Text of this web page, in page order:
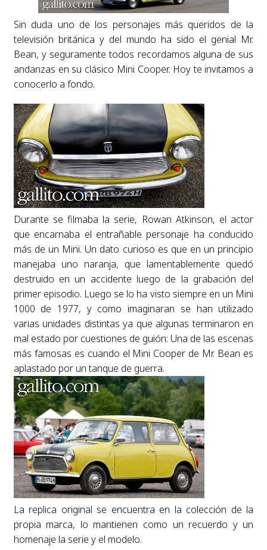
Sin duda uno de los personajes más queridos de la
televisión británica y del mundo ha sido el genial Mr.
Bean, y seguramente todos recordamos alguna de sus
andanzas en su clásico Mini Cooper. Hoy te invitamos a
conocerlo a fondo.
Durante se filmaba la serie, Rowan Atkinson, el actor
que encarnaba el entrañable personaje ha conducido
más de un Mini. Un dato curioso es que en un principio
manejaba uno naranja, que lamentablemente quedó
destruido en un accidente luego de la grabación del
primer episodio. Luego se lo ha visto siempre en un Mini
1000 de 1977, y como imaginaran se han utilizado
varias unidades distintas ya que algunas terminaron en
mal estado por cuestiones de guión: Una de las escenas
más famosas es cuando el Mini Cooper de Mr. Bean es
aplastado por un tanque de guerra.
La replica original se encuentra en la colección de la
propia marca, lo mantienen como un recuerdo y un
homenaje la serie y el modelo.